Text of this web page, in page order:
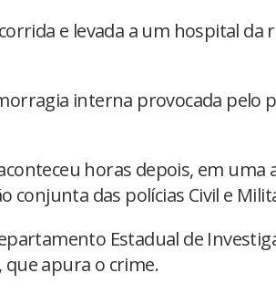
e levada a um hospital da
interna provocada pelo
horas depois, em uma
conjunta das polícias Civil e
Estadual de
que apura o crime.